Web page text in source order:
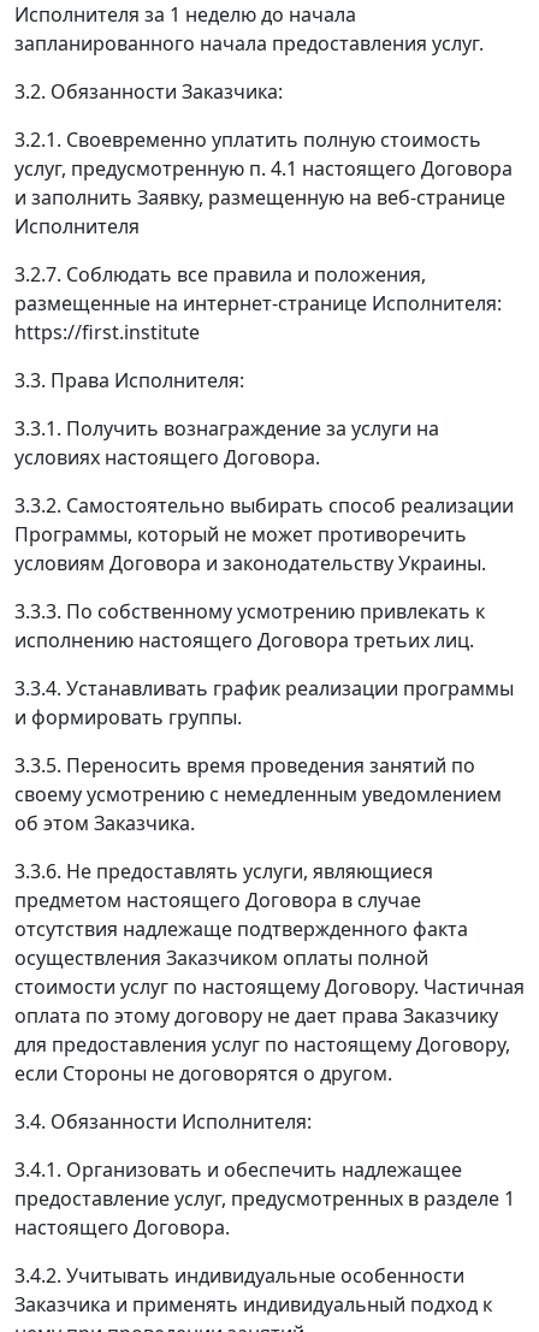
Исполнителя за 1 неделю до начала
запланированного начала предоставления услуг.
3.2. Обязанности Заказчика:
3.2.1. Своевременно уплатить полную стоимость
услуг, предусмотренную п. 4.1 настоящего Договора
и заполнить Заявку, размещенную на веб-странице
Исполнителя
3.2.7. Соблюдать все правила и положения,
размещенные на интернет-странице Исполнителя:
https://first.institute
3.3. Права Исполнителя:
3.3.1. Получить вознаграждение за услуги на
условиях настоящего Договора.
3.3.2. Самостоятельно выбирать способ реализации
Программы, который не может противоречить
условиям Договора и законодательству Украины.
3.3.3. По собственному усмотрению привлекать к
исполнению настоящего Договора третьих лиц.
3.3.4. Устанавливать график реализации программы
и формировать группы.
3.3.5. Переносить время проведения занятий по
своему усмотрению с немедленным уведомлением
об этом Заказчика.
3.3.6. Не предоставлять услуги, являющиеся
предметом настоящего Договора в случае
отсутствия надлежаще подтвержденного факта
осуществления Заказчиком оплаты полной
стоимости услуг по настоящему Договору. Частичная
оплата по этому договору не дает права Заказчику
для предоставления услуг по настоящему Договору,
если Стороны не договорятся о другом.
3.4. Обязанности Исполнителя:
3.4.1. Организовать и обеспечить надлежащее
предоставление услуг, предусмотренных в разделе 1
настоящего Договора.
3.4.2. Учитывать индивидуальные особенности
Заказчика и применять индивидуальный подход к